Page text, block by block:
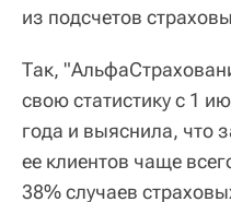
из подсчетов
Так,
свою статистику с 1
года и выяснила, что
ее клиентов чаще
38% случаев